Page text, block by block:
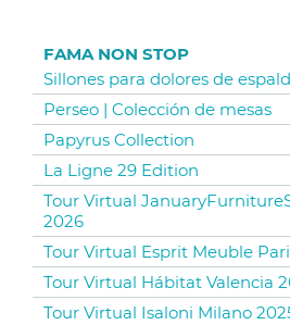
FAMA NON STOP
Sillones para dolores de
Perseo | Colección de mesas
Papyrus Collection
La Ligne 29 Edition
Tour Virtual
2026
Tour Virtual Esprit Meuble
Tour Virtual Hábitat Valencia
Tour Virtual Isaloni Milano